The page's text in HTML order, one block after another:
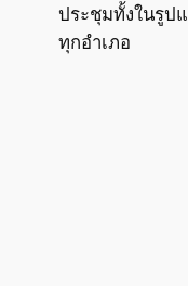
ประชุมทั้งในรูป
ทุกอำเภอ